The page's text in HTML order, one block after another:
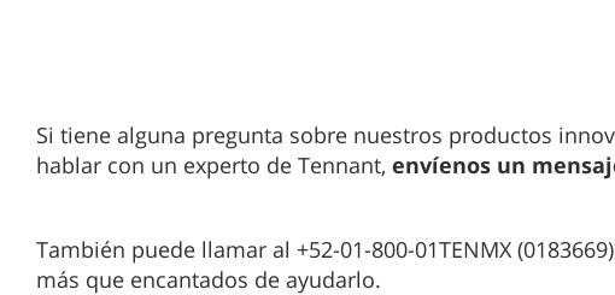
Si tiene alguna pregunta sobre nuestros productos
hablar con un experto de Tennant, envíenos un
También puede llamar al +52-01-800-01TENMX
más que encantados de ayudarlo.